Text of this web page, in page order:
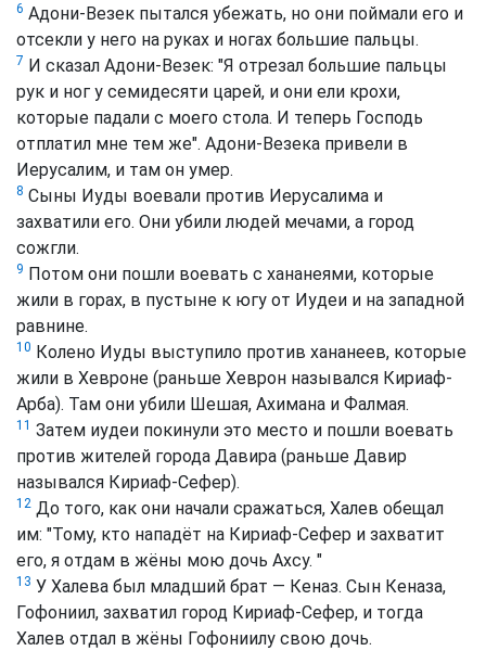
6 Адони-Везек пытался убежать, но они поймали его и
отсекли у него на руках и ногах большие пальцы.
7 И сказал Адони-Везек: "Я отрезал большие пальцы
рук и ног у семидесяти царей, и они ели крохи,
которые падали с моего стола. И теперь Господь
отплатил мне тем же". Адони-Везека привели в
Иерусалим, и там он умер.
8 Сыны Иуды воевали против Иерусалима и
захватили его. Они убили людей мечами, а город
сожгли.
9 Потом они пошли воевать с хананеями, которые
жили в горах, в пустыне к югу от Иудеи и на западной
равнине.
10 Колено Иуды выступило против хананеев, которые
жили в Хевроне (раньше Хеврон назывался Кириаф-
Арба). Там они убили Шешая, Ахимана и Фалмая.
11 Затем иудеи покинули это место и пошли воевать
против жителей города Давира (раньше Давир
назывался Кириаф-Сефер).
12 До того, как они начали сражаться, Халев обещал
им: "Тому, кто нападёт на Кириаф-Сефер и захватит
его, я отдам в жёны мою дочь Ахсу. "
13 У Халева был младший брат — Кеназ. Сын Кеназа,
Гофониил, захватил город Кириаф-Сефер, и тогда
Халев отдал в жёны Гофониилу свою дочь.